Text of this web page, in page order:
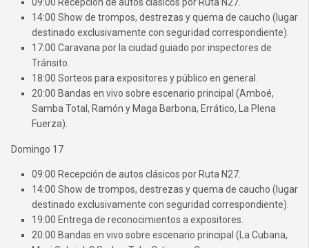
14:00 Show de trompos, destrezas y quema de caucho (lugar
destinado exclusivamente con seguridad correspondiente).
17:00 Caravana por la ciudad guiado por inspectores de
Tránsito.
18:00 Sorteos para expositores y público en general.
20:00 Bandas en vivo sobre escenario principal (Amboé,
Samba Total, Ramón y Maga Barbona, Errático, La Plena
Fuerza).
Domingo 17
09:00 Recepción de autos clásicos por Ruta N27.
14:00 Show de trompos, destrezas y quema de caucho (lugar
destinado exclusivamente con seguridad correspondiente).
19:00 Entrega de reconocimientos a expositores.
20:00 Bandas en vivo sobre escenario principal (La Cubana,